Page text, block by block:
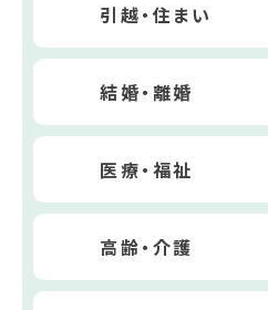
引越・住まい
結婚・離婚
医療・福祉
高齢・介護